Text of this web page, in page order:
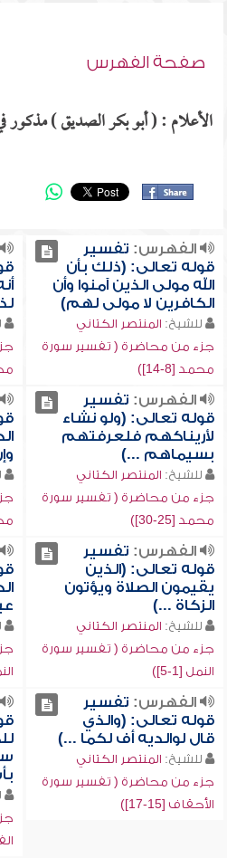
صفحة الفهرس
الأعلام : ( أبو بكر الصديق ) مذكور
الفهرس: تفسير
قوله تعالى: (ذلك بأن
الله مولى الذين آمنوا وأن
الكافرين لا مولى لهم)
للشيخ: المنتصر الكتاني
جزء من محاضرة ( تفسير سورة
محمد [8-14])
الفهرس: تفسير
قوله تعالى: (ولو نشاء
لأريناكهم فلعرفتهم
بسيماهم ...)
للشيخ: المنتصر الكتاني
جزء من محاضرة ( تفسير سورة
محمد [25-30])
الفهرس: تفسير
قوله تعالى: (الذين
يقيمون الصلاة ويؤتون
الزكاة ...)
للشيخ: المنتصر الكتاني
جزء من محاضرة ( تفسير سورة
النمل [1-5])
الفهرس: تفسير
قوله تعالى: (والذي
قال لوالديه أف لكما ...)
للشيخ: المنتصر الكتاني
جزء من محاضرة ( تفسير سورة
الأحقاف [15-17])